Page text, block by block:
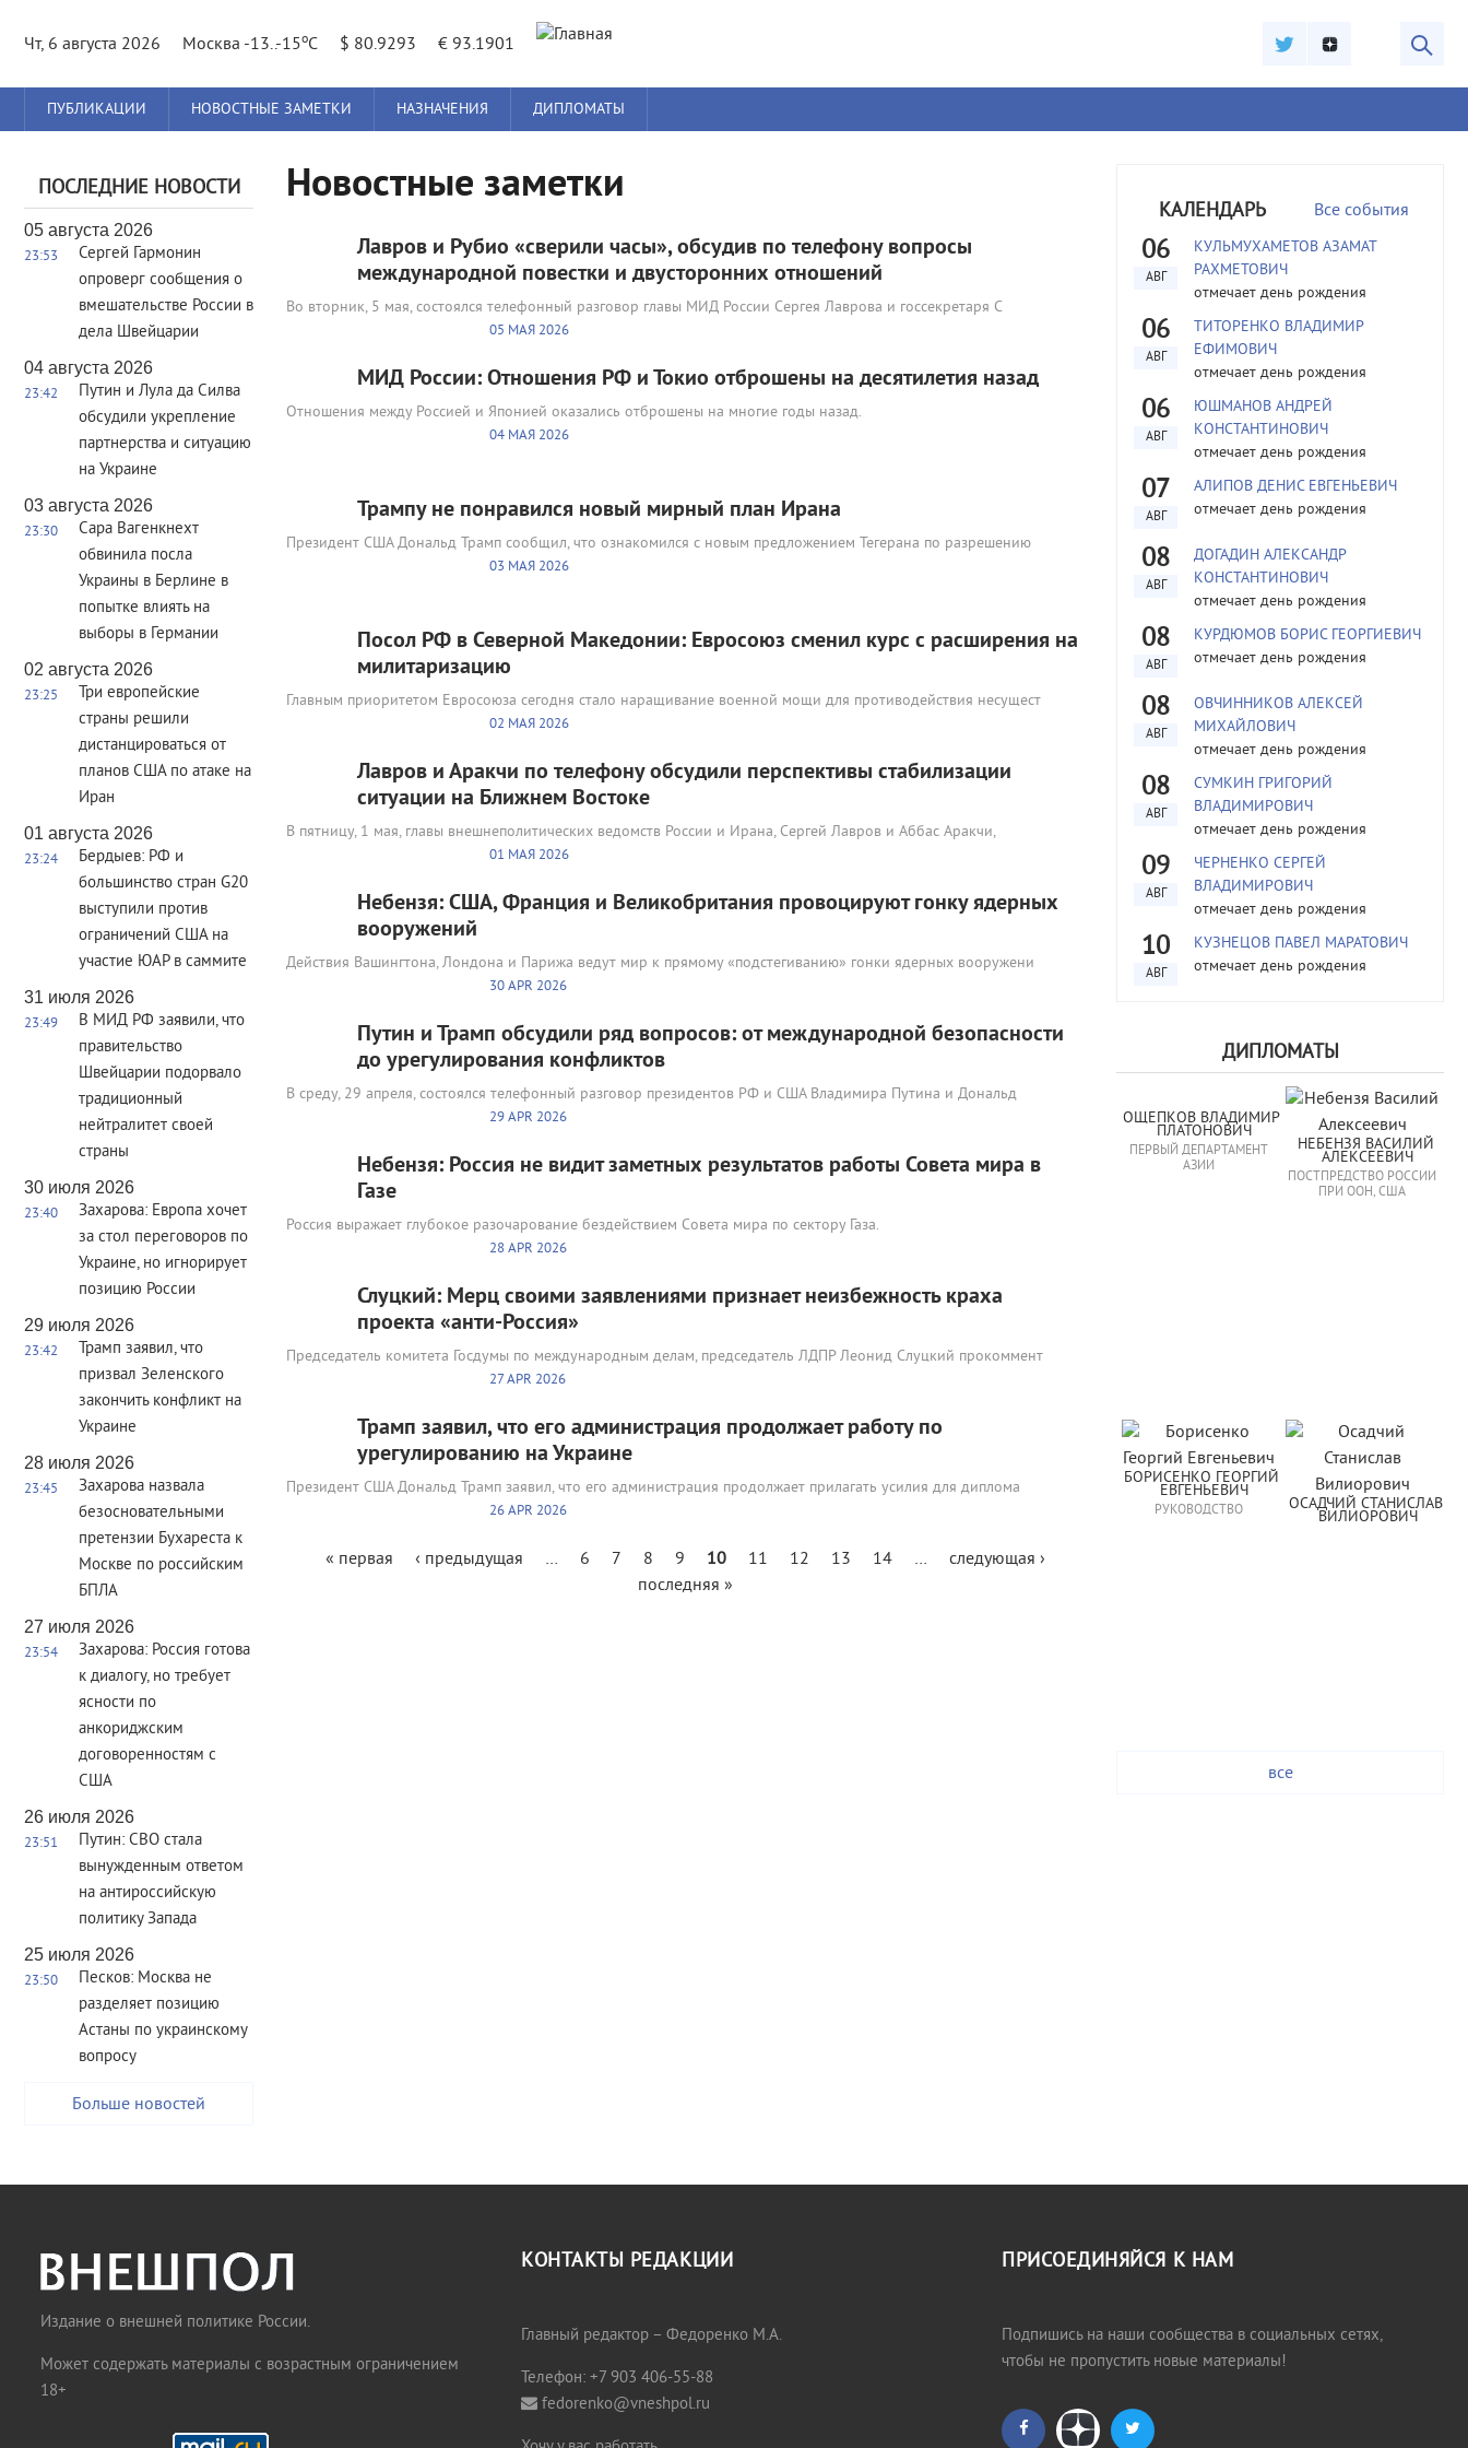
Чт, 6 августа 2026
Москва -13..-15oC $ 80.9293 € 93.1901
Главное
меню
ПУБЛИКАЦИИ НОВОСТНЫЕ ЗАМЕТКИ НАЗНАЧЕНИЯ ДИПЛОМАТЫ
ПОСЛЕДНИЕ НОВОСТИ
05 августа 2026
23:53
Сергей Гармонин
опроверг сообщения о
вмешательстве России в
дела Швейцарии
04 августа 2026
23:42
Путин и Лула да Силва
обсудили укрепление
партнерства и ситуацию
на Украине
03 августа 2026
23:30
Сара Вагенкнехт
обвинила посла
Украины в Берлине в
попытке влиять на
выборы в Германии
02 августа 2026
23:25
Три европейские
страны решили
дистанцироваться от
планов США по атаке на
Иран
01 августа 2026
23:24
Бердыев: РФ и
большинство стран G20
выступили против
ограничений США на
участие ЮАР в саммите
31 июля 2026
23:49
В МИД РФ заявили, что
правительство
Швейцарии подорвало
традиционный
нейтралитет своей
страны
30 июля 2026
23:40
Захарова: Европа хочет
за стол переговоров по
Украине, но игнорирует
позицию России
29 июля 2026
23:42
Трамп заявил, что
призвал Зеленского
закончить конфликт на
Украине
28 июля 2026
23:45
Захарова назвала
безосновательными
претензии Бухареста к
Москве по российским
БПЛА
27 июля 2026
23:54
Захарова: Россия готова
к диалогу, но требует
ясности по
анкориджским
договоренностям с
США
26 июля 2026
23:51
Путин: СВО стала
вынужденным ответом
на антироссийскую
политику Запада
25 июля 2026
23:50
Песков: Москва не
разделяет позицию
Астаны по украинскому
вопросу
Больше новостей
Новостные заметки
Лавров и Рубио «сверили часы», обсудив по телефону вопросы
международной повестки и двусторонних отношений
Во вторник, 5 мая, состоялся телефонный разговор главы МИД России Сергея Лаврова и госсекретаря С
05 МАЯ 2026
МИД России: Отношения РФ и Токио отброшены на десятилетия назад
Отношения между Россией и Японией оказались отброшены на многие годы назад.
04 МАЯ 2026
Трампу не понравился новый мирный план Ирана
Президент США Дональд Трамп сообщил, что ознакомился с новым предложением Тегерана по разрешению
03 МАЯ 2026
Посол РФ в Северной Македонии: Евросоюз сменил курс с расширения на
милитаризацию
Главным приоритетом Евросоюза сегодня стало наращивание военной мощи для противодействия несущест
02 МАЯ 2026
Лавров и Аракчи по телефону обсудили перспективы стабилизации
ситуации на Ближнем Востоке
В пятницу, 1 мая, главы внешнеполитических ведомств России и Ирана, Сергей Лавров и Аббас Аракчи,
01 МАЯ 2026
Небензя: США, Франция и Великобритания провоцируют гонку ядерных
вооружений
Действия Вашингтона, Лондона и Парижа ведут мир к прямому «подстегиванию» гонки ядерных вооружени
30 APR 2026
Путин и Трамп обсудили ряд вопросов: от международной безопасности
до урегулирования конфликтов
В среду, 29 апреля, состоялся телефонный разговор президентов РФ и США Владимира Путина и Дональд
29 APR 2026
Небензя: Россия не видит заметных результатов работы Совета мира в
Газе
Россия выражает глубокое разочарование бездействием Совета мира по сектору Газа.
28 APR 2026
Слуцкий: Мерц своими заявлениями признает неизбежность краха
проекта «анти-Россия»
Председатель комитета Госдумы по международным делам, председатель ЛДПР Леонид Слуцкий прокоммент
27 APR 2026
Трамп заявил, что его администрация продолжает работу по
урегулированию на Украине
Президент США Дональд Трамп заявил, что его администрация продолжает прилагать усилия для диплома
26 APR 2026
Страницы
« первая ‹ предыдущая … 6 7 8 9 10 11 12 13 14 …
следующая ›
последняя »
КАЛЕНДАРЬ Все события
06
АВГ
КУЛЬМУХАМЕТОВ АЗАМАТ
РАХМЕТОВИЧ
отмечает день рождения
06
АВГ
ТИТОРЕНКО ВЛАДИМИР
ЕФИМОВИЧ
отмечает день рождения
06
АВГ
ЮШМАНОВ АНДРЕЙ
КОНСТАНТИНОВИЧ
отмечает день рождения
07
АВГ
АЛИПОВ ДЕНИС ЕВГЕНЬЕВИЧ
отмечает день рождения
08
АВГ
ДОГАДИН АЛЕКСАНДР
КОНСТАНТИНОВИЧ
отмечает день рождения
08
АВГ
КУРДЮМОВ БОРИС ГЕОРГИЕВИЧ
отмечает день рождения
08
АВГ
ОВЧИННИКОВ АЛЕКСЕЙ
МИХАЙЛОВИЧ
отмечает день рождения
08
АВГ
СУМКИН ГРИГОРИЙ
ВЛАДИМИРОВИЧ
отмечает день рождения
09
АВГ
ЧЕРНЕНКО СЕРГЕЙ
ВЛАДИМИРОВИЧ
отмечает день рождения
10
АВГ
КУЗНЕЦОВ ПАВЕЛ МАРАТОВИЧ
отмечает день рождения
ДИПЛОМАТЫ
ОЩЕПКОВ ВЛАДИМИР
ПЛАТОНОВИЧ
ПЕРВЫЙ ДЕПАРТАМЕНТ
АЗИИ
НЕБЕНЗЯ ВАСИЛИЙ
АЛЕКСЕЕВИЧ
ПОСТПРЕДСТВО РОССИИ
ПРИ ООН, США
БОРИСЕНКО ГЕОРГИЙ
ЕВГЕНЬЕВИЧ
РУКОВОДСТВО ОСАДЧИЙ СТАНИСЛАВ
ВИЛИОРОВИЧ
все
Издание о внешней политике России.
Может содержать материалы с возрастным ограничением
18+
КОНТАКТЫ РЕДАКЦИИ
Главный редактор – Федоренко М.А.
Телефон: +7 903 406-55-88
fedorenko@vneshpol.ru
ПРИСОЕДИНЯЙСЯ К НАМ
Подпишись на наши сообщества в социальных сетях,
чтобы не пропустить новые материалы!